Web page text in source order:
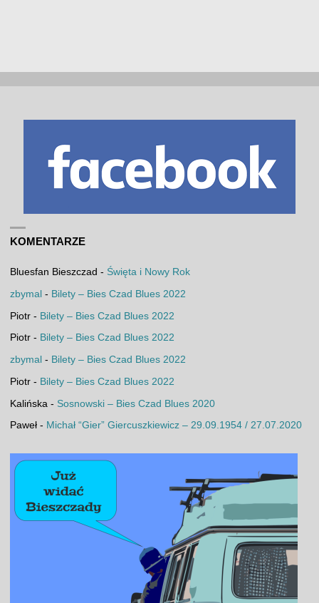
KOMENTARZE
Bluesfan Bieszczad - Święta i Nowy Rok
zbymal - Bilety – Bies Czad Blues 2022
Piotr- Bilety – Bies Czad Blues 2022
Piotr- Bilety – Bies Czad Blues 2022
zbymal - Bilety – Bies Czad Blues 2022
Piotr- Bilety – Bies Czad Blues 2022
Kalińska - Sosnowski – Bies Czad Blues 2020
Paweł- Michał “Gier” Giercuszkiewicz – 29.09.1954 / 27.07.2020